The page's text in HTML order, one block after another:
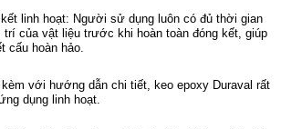
linh hoạt: Người sử dụng luôn có đủ thời gian
trí của vật liệu trước khi hoàn toàn đóng kết, giúp
cấu hoàn hảo.
với hướng dẫn chi tiết, keo epoxy Duraval rất
dụng linh hoạt.